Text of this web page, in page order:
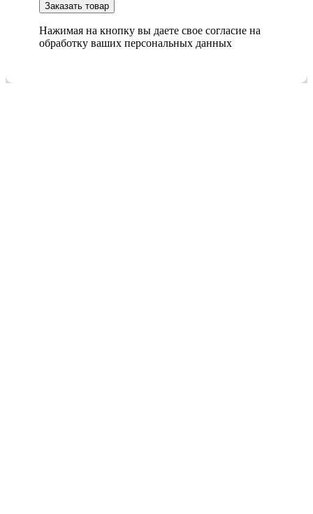
Нажимая на кнопку вы даете свое согласие на
обработку ваших персональных данных